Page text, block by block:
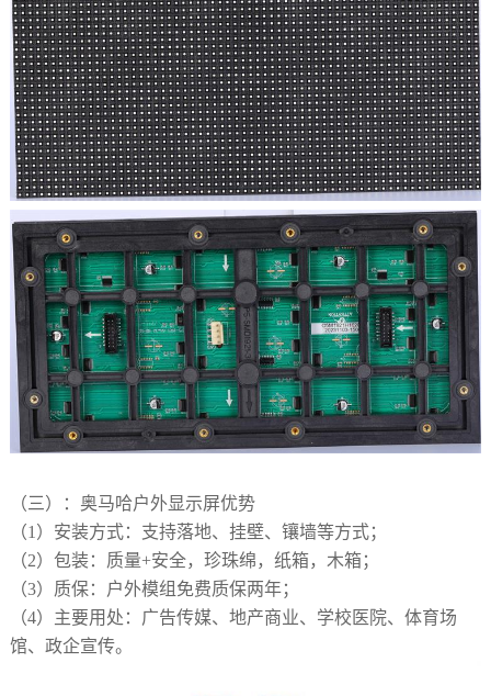
（三）
：奥马哈户外显示屏优势
（1） 安装方式：支持落地、挂壁、镶墙等方式；
（2） 包装：质量+安全，珍珠绵，纸箱，木箱；
（3） 质保：户外模组免费质保两年；
（4） 主要用处：广告传媒、地产商业、学校医院、体育场
馆、政企宣传。